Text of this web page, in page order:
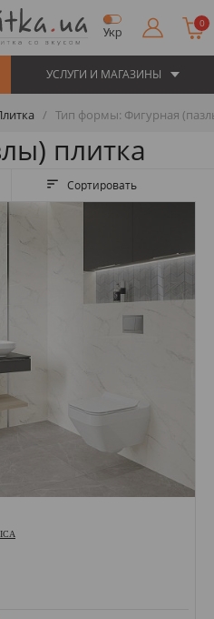
Укр
0
УСЛУГИ И МАГАЗИНЫ
Тип формы: Фигурная
плитка
Сортировать